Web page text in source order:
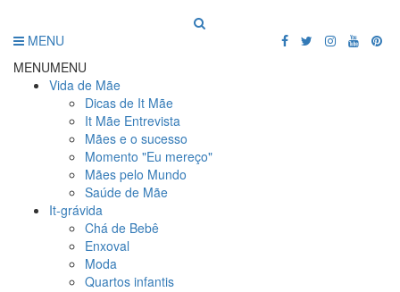
MENU
MENUMENU
Vida de Mãe
Dicas de It Mãe
It Mãe Entrevista
Mães e o sucesso
Momento "Eu mereço"
Mães pelo Mundo
Saúde de Mãe
It-grávida
Chá de Bebê
Enxoval
Moda
Quartos infantis